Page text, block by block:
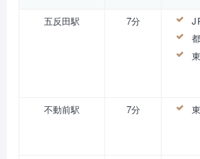
五反田駅 7分
不動前駅 7分